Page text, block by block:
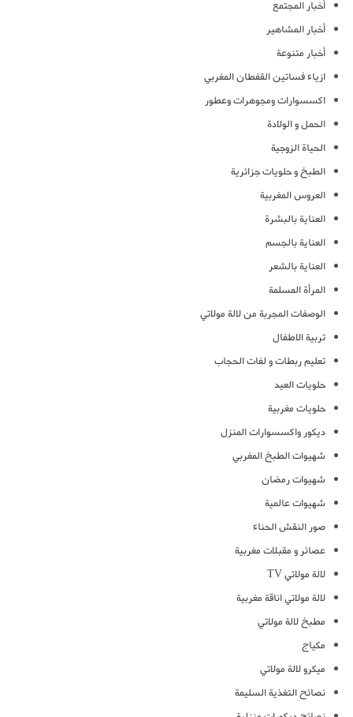
أخبار المجتمع
أخبار المشاهير
أخبار متنوعة
ازياء فساتين القفطان المغربي
اكسسوارات ومجوهرات وعطور
الحمل و الولادة
الحياة الزوجية
الطبخ و حلويات جزائرية
العروس المغربية
العناية بالبشرة
العناية بالجسم
العناية بالشعر
المرأة المسلمة
الوصفات المجربة من لالة مولاتي
تربية الاطفال
تعليم ربطات و لفات الحجاب
حلويات العيد
حلويات مغربية
ديكور واكسسوارات المنزل
شهيوات الطبخ المغربي
شهيوات رمضان
شهيوات عالمية
صور النقش الحناء
عصائر و مقبلات مغربية
لالة مولاتي TV
لالة مولاتي اناقة مغربية
مطبخ لالة مولاتي
مكياج
ميكرو لالة مولاتي
نصائح التغذية السليمة